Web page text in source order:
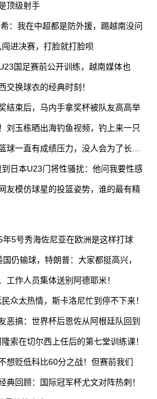
顶级射手
：我在中超都是防外援，踢越南没问
闯进决赛，打脸就打脸呗
国足赛前公开训练，越南媒体也
交换球衣的经典时刻！
结束后，马内手拿奖杯被队友高高举
刘玉栋晒出海钓鱼视频，钓上来一只
球一直有成绩压力，没人会为了长远
到日本U23门将性骚扰：他问我要性感
友模仿球星的投篮姿势，谁的最有精
年5号秀海佐尼亚在欧洲是这样打球
仍输球，特朗普：大家都挺高兴，
工作人员集体送别阿德耶米！
众太热情，斯卡洛尼忙到停不下来！
恶搞：世界杯后恩佐从阿根廷队回到
索在切尔西上任后的第七堂训练课！
想贬低科比60分之战！但赛前我们
典回顾：国际冠军杯尤文对阵热刺！